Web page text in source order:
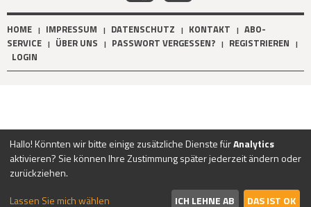
HOME | IMPRESSUM | DATENSCHUTZ | KONTAKT | ABO-
SERVICE | ÜBER UNS | PASSWORT VERGESSEN? | REGISTRIEREN |
LOGIN
Hallo! Könnten wir bitte einige zusätzliche Dienste fürAnalytics
aktivieren? Sie können Ihre Zustimmung später jederzeit ändern oder
zurückziehen.
Lassen Sie mich wählen
ICH LEHNE AB DAS IST OK